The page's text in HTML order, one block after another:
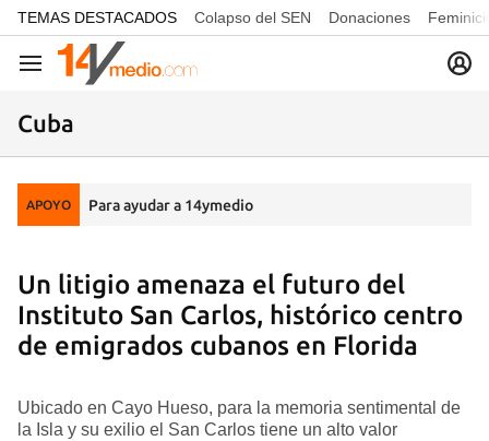
common.go-to-content
TEMAS DESTACADOS Colapso del SEN Donaciones
Navegación
Cuba
APOYO Para ayudar a 14ymedio
Un litigio amenaza el futuro del
Instituto San Carlos, histórico centro
de emigrados cubanos en Florida
Ubicado en Cayo Hueso, para la memoria sentimental de
la Isla y su exilio el San Carlos tiene un alto valor